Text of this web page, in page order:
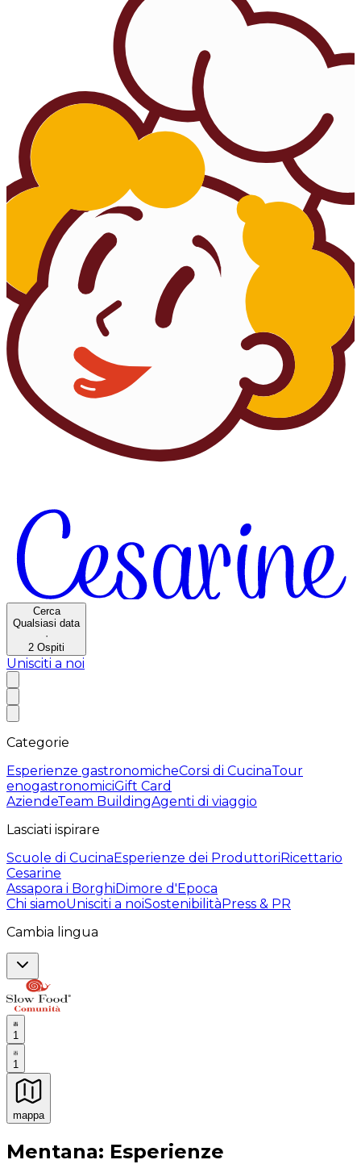
Cerca
Qualsiasi data
·
2 Ospiti
Unisciti a noi
Categorie
Esperienze gastronomicheCorsi di CucinaTour
enogastronomiciGift Card
AziendeTeam BuildingAgenti di viaggio
Lasciati ispirare
Scuole di CucinaEsperienze dei ProduttoriRicettario
Cesarine
Assapora i BorghiDimore d'Epoca
Chi siamoUnisciti a noiSostenibilitàPress & PR
Cambia lingua
1
1
mappa
Esperienze culinarie indimenticabili: Esperienze
Mentana: Esperienze